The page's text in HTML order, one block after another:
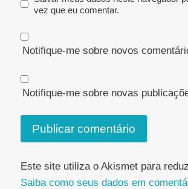
vez que eu comentar.
Notifique-me sobre novos
Notifique-me sobre novas
Este site utiliza o Akismet para
Saiba como seus dados em